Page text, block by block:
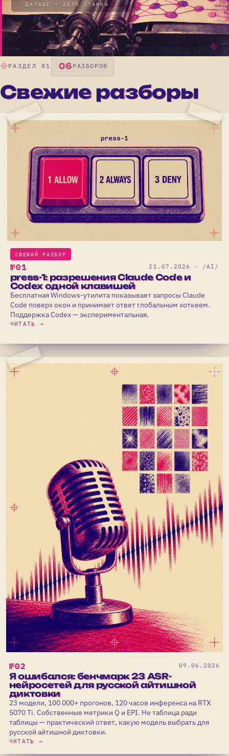
ДАЛЬШЕ — ДЕЛО СТАНКА
РАЗДЕЛ 01 06 РАЗБОРОВ
Свежие разборы
СВЕЖИЙ РАЗБОР
№01 21.07.2026 · /AI/
press-1: разрешения Claude Code и
Codex одной клавишей
Бесплатная Windows-утилита показывает запросы Claude
Code поверх окон и принимает ответ глобальным хоткеем.
Поддержка Codex — экспериментальная.
ЧИТАТЬ →
№02 09.06.2026
Я ошибался: бенчмарк 23 ASR-
нейросетей для русской айтишной
диктовки
23 модели, 100 000+ прогонов, 120 часов инференса на RTX
5070 Ti. Собственные метрики Q и EPI. Не таблица ради
таблицы — практический ответ, какую модель выбрать для
русской айтишной диктовки.
ЧИТАТЬ →